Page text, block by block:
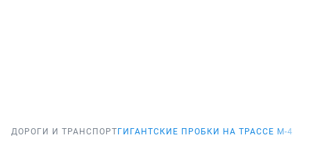
ДОРОГИ И ТРАНСПОРТ ГИГАНТСКИЕ ПРОБКИ НА ТРАССЕ М-4